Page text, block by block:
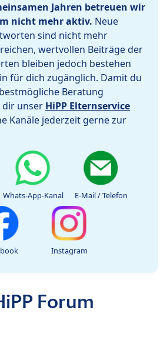
Jahren betreuen wir
nicht mehr aktiv. Neue
sind nicht mehr
wertvollen Beiträge der
bleiben jedoch bestehen
für dich zugänglich. Damit du
Beratung
unser HiPP Elternservice
Kanäle jederzeit gerne zur
Whats-App-Kanal E-Mail / Telefon
Instagram
Forum